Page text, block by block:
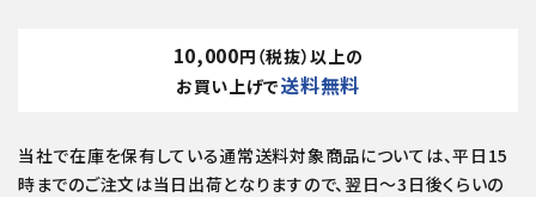
10,000円（税抜）以上の
お買い上げで送料無料
当社で在庫を保有している通常送料対象商品については、平日15
時までのご注文は当日出荷となりますので、翌日～3日後くらいの